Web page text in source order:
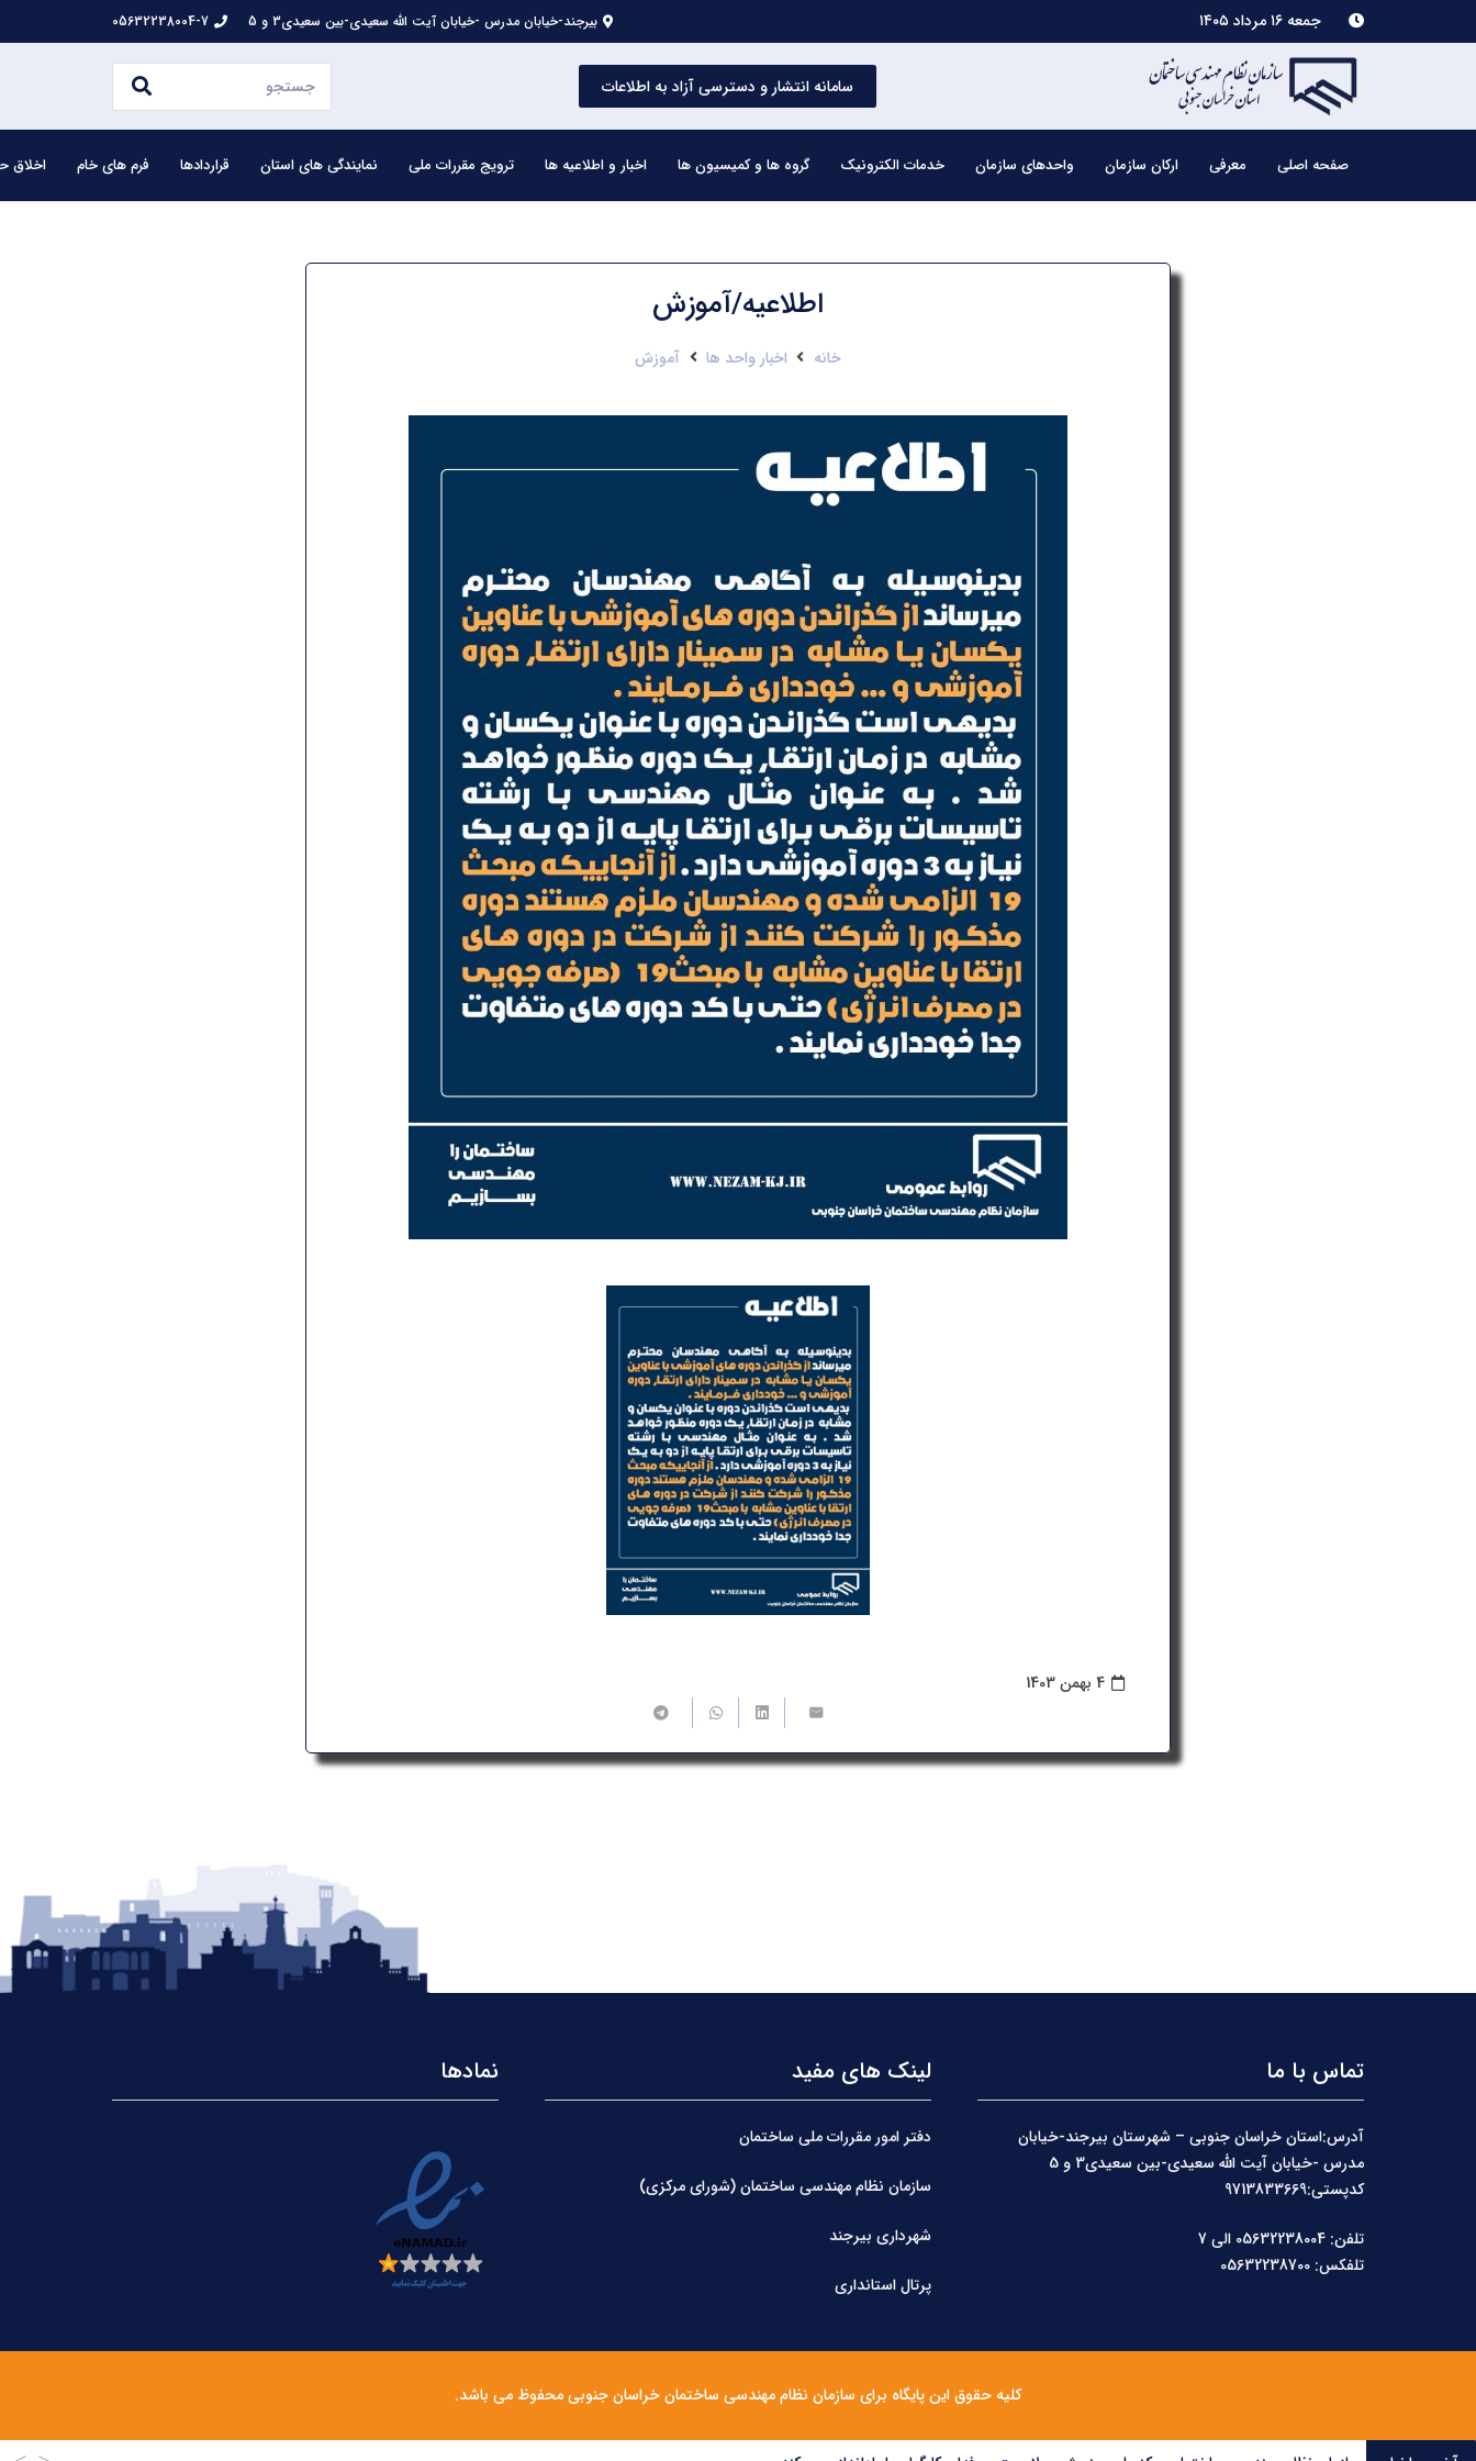
جمعه ۱۶ مرداد ۱۴۰۵ بیرجند-خیابان مدرس -خیابان آیت الله سعیدی-بین سعیدی3 و 5 05632238004-7
سامانه انتشار و دسترسی آزاد به اطلاعات
صفحه اصلی معرفی ارکان سازمان واحدهای سازمان خدمات الکترونیک گروه ها و کمیسیون ها اخبار و اطلاعیه ها ترویج مقررات ملی نمایندگی های استان قراردادها فرم های خام اخلاق
اطلاعیه/آموزش
خانه اخبار واحد ها آموزش
4 بهمن 1403
تماس با ما
آدرس:استان خراسان جنوبی – شهرستان بیرجند-خیابان
کدپستی:9713833669
تلفن: 05632238004 الی 7
تلفکس: 05632238700
لینک های مفید
دفتر امور مقررات ملی ساختمان
سازمان نظام مهندسی ساختمان (شورای مرکزی)
شهرداری بیرجند
پرتال استانداری
نمادها
کلیه حقوق این پایگاه برای سازمان نظام مهندسی ساختمان خراسان جنوبی محفوظ می باشد.